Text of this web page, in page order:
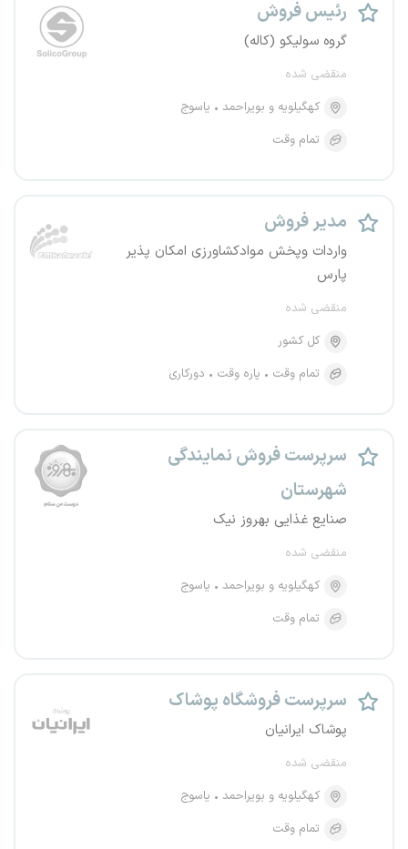
رئیس فروش
گروه سولیکو (کاله)
منقضی شده
کهگیلویه و بویراحمد
یاسوج
تمام وقت
مدیر فروش
واردات وپخش موادکشاورزی امکان پذیر
پارس
منقضی شده
کل کشور
تمام وقت
پاره وقت دورکاری
سرپرست فروش نمایندگی
شهرستان
صنایع غذایی بهروز نیک
منقضی شده
کهگیلویه و بویراحمد
یاسوج
تمام وقت
سرپرست فروشگاه پوشاک
پوشاک ایرانیان
منقضی شده
کهگیلویه و بویراحمد
یاسوج
تمام وقت